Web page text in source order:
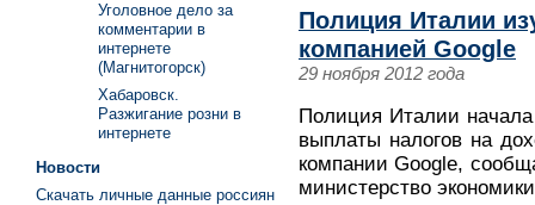
Полиция Италии
компанией Google
29 ноября 2012 года
Полиция Италии
выплаты налогов на
компании Google,
министерство
Уголовное дело за
комментарии в
интернете
(Магнитогорск)
Хабаровск.
Разжигание розни в
интернете
Новости
Скачать личные данные россиян